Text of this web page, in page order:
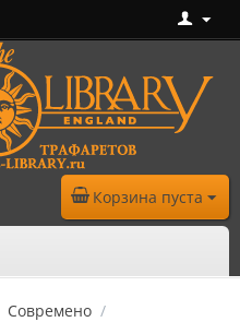
Корзина пуста
Современо /